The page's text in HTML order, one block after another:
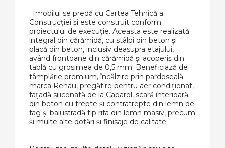
. Imobilul se predă cu Cartea Tehnică a
Construcției și este construit conform
proiectului de execuție. Aceasta este realizată
integral din cărămidă, cu stâlpi din beton și
placă din beton, inclusiv deasupra etajului,
având frontoane din cărămidă și acoperiș din
tablă cu grosimea de 0,5 mm. Beneficiază de
tâmplărie premium, încălzire prin pardoseală
marca Rehau, pregătire pentru aer condiționat,
fațadă siliconată de la Caparol, scară interioară
din beton cu trepte și contratrepte din lemn de
fag și balustradă tip rifa din lemn masiv, precum
și multe alte dotări și finisaje de calitate.